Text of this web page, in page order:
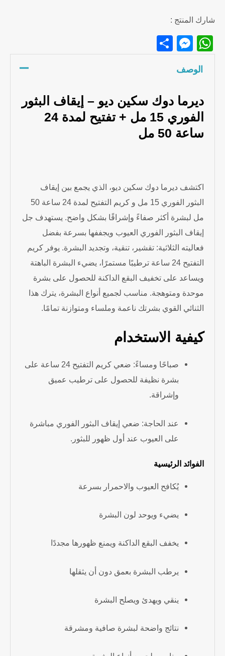
شارك المنتج :
WhatsApp
Messenger
الوصف
ديرما دوك سكين ديو – إيقاف البثور
الفوري 15 مل + تفتيح لمدة 24
ساعة 50 مل
اكتشف ديرما دوك سكين ديو، الذي يجمع بين إيقاف
البثور الفوري 15 مل و كريم التفتيح لمدة 24 ساعة 50
مل لبشرة أكثر صفاءً وإشراقًا بشكل واضح. يستهدف جل
إيقاف البثور الفوري العيوب ويجففها بسرعة بفضل
فعاليته الثلاثية: تقشير، تنقية، وتجديد البشرة. يوفر كريم
التفتيح 24 ساعة ترطيبًا مستمرًا، يضيء البشرة الباهتة
ويساعد على تخفيف البقع الداكنة للحصول على بشرة
موحدة ومتوهجة. مناسب لجميع أنواع البشرة، يترك هذا
الثنائي القوي بشرتك ناعمة وملساء ومتوازنة تمامًا.
كيفية الاستخدام
صباحًا ومساءً: ضعي كريم التفتيح 24 ساعة على
بشرة نظيفة للحصول على ترطيب عميق
وإشراقة.
عند الحاجة: ضعي إيقاف البثور الفوري مباشرة
على العيوب عند أول ظهور للبثور.
الفوائد الرئيسية
يُكافح العيوب والاحمرار بسرعة
يضيء ويوحد لون البشرة
يخفف البقع الداكنة ويمنع ظهورها مجددًا
يرطب البشرة بعمق دون أن يثقلها
ينقي ويهدئ ويصلح البشرة
نتائج واضحة لبشرة صافية ومشرقة